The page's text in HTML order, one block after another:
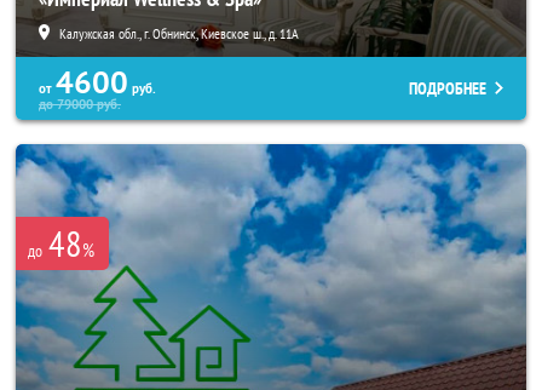
Калужская обл., г. Обнинск, Киевское ш., д. 11А
от 4600 руб.
до79000руб.
ПОДРОБНЕЕ
до 48%